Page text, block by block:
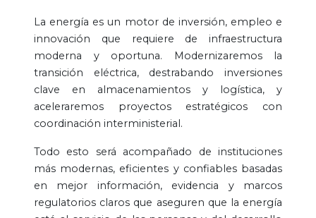
La energía es un motor de inversión, empleo e
innovación que requiere de infraestructura
moderna y oportuna. Modernizaremos la
transición eléctrica, destrabando inversiones
clave en almacenamientos y logística, y
aceleraremos proyectos estratégicos con
coordinación interministerial.
Todo esto será acompañado de instituciones
más modernas, eficientes y confiables basadas
en mejor información, evidencia y marcos
regulatorios claros que aseguren que la energía